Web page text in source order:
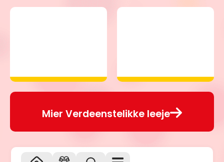
Mier Verdeenstelikke leeje